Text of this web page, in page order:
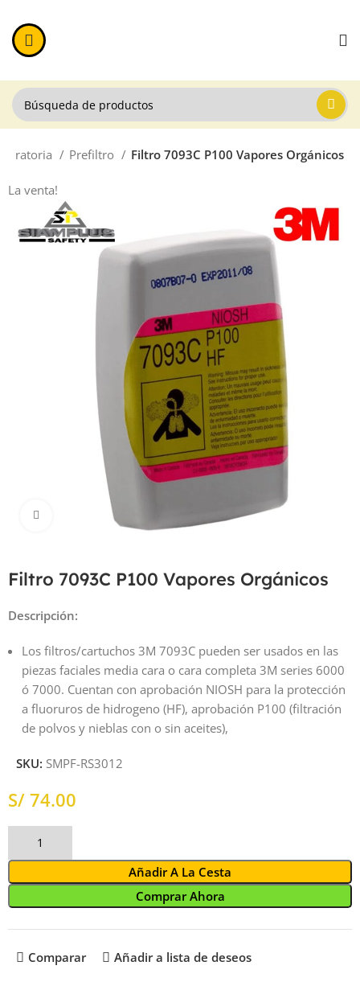
Prefiltro Filtro 7093C P100 Vapores Orgánicos
La venta!
Haga Click para agrandar
Filtro 7093C P100 Vapores Orgánicos
Descripción:
Los filtros/cartuchos 3M 7093C pueden ser usados en las
piezas faciales media cara o cara completa 3M series 6000
ó 7000. Cuentan con aprobación NIOSH para la protección
a fluoruros de hidrogeno (HF), aprobación P100 (filtración
de polvos y nieblas con o sin aceites),
SKU: SMPF-RS3012
S/
Añadir A La Cesta
Comprar Ahora
Comparar Añadir a lista de deseos